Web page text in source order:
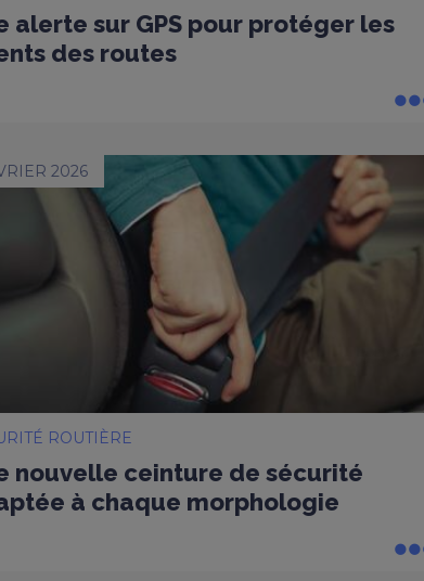
alerte sur GPS pour protéger les
des routes
2026
ROUTIÈRE
nouvelle ceinture de sécurité
à chaque morphologie